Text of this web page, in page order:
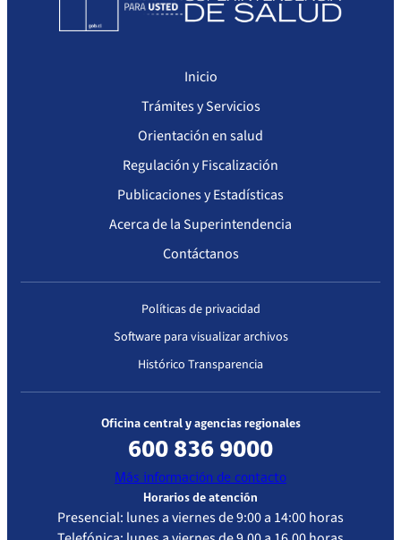
Inicio
Trámites y Servicios
Orientación en salud
Regulación y Fiscalización
Publicaciones y Estadísticas
Acerca de la Superintendencia
Contáctanos
Políticas de privacidad
Software para visualizar archivos
Histórico Transparencia
Oficina central y agencias regionales
600 836 9000
Más información de contacto
Horarios de atención
Presencial: lunes a viernes de 9:00 a 14:00 horas